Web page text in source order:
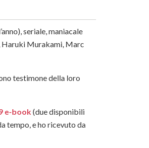
seriale, maniacale
Haruki Murakami, Marc
testimone della loro
e-book(due disponibili
tempo, e ho ricevuto da